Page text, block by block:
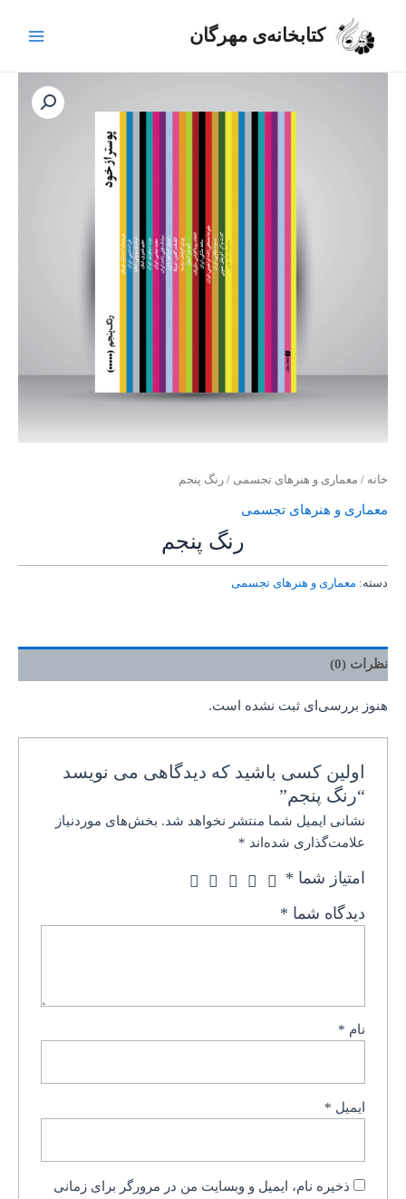
کتابخانه‌ی مهرگان
خانه / معماری و هنرهای تجسمی / رنگ پنجم
معماری و هنرهای تجسمی
رنگ پنجم
دسته: معماری و هنرهای تجسمی
نظرات (0)
هنوز بررسی‌ای ثبت نشده است.
اولین کسی باشید که دیدگاهی می نویسد
“رنگ پنجم”
نشانی ایمیل شما منتشر نخواهد شد. بخش‌های موردنیاز
علامت‌گذاری شده‌اند *
امتیاز شما *
دیدگاه شما *
نام *
ایمیل *
ذخیره نام، ایمیل و وبسایت من در مرورگر برای زمانی